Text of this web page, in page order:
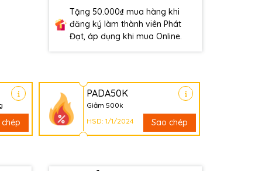
Tặng 50.000₫ mua hàng khi
đăng ký làm thành viên Phát
Đạt, áp dụng khi mua Online.
PADA50K
Giảm 500k
HSD: 1/1/2024
Sao chép